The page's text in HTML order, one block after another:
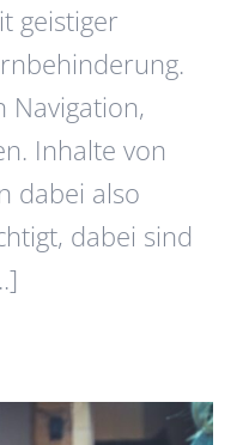
geistiger
Navigation,
Inhalte von
dabei also
dabei sind